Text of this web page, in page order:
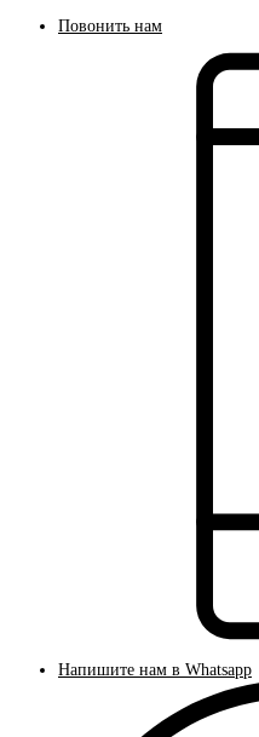
Повонить нам
Напишите нам в Whatsapp